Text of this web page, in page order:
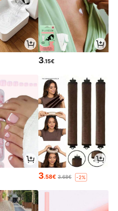
3.15€
3.58€ 3.68€ -2%